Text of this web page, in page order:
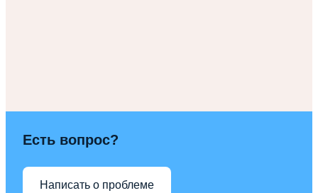
Есть вопрос?
Написать о проблеме